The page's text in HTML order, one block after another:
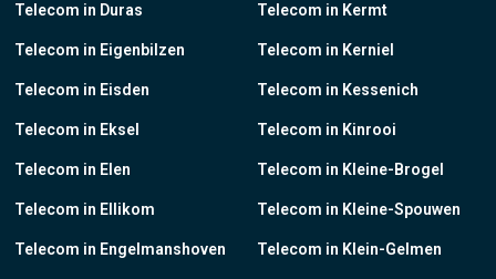
Telecom in Duras
Telecom in Eigenbilzen
Telecom in Eisden
Telecom in Eksel
Telecom in Elen
Telecom in Ellikom
Telecom in Engelmanshoven
Telecom in Kermt
Telecom in Kerniel
Telecom in Kessenich
Telecom in Kinrooi
Telecom in Kleine-Brogel
Telecom in Kleine-Spouwen
Telecom in Klein-Gelmen